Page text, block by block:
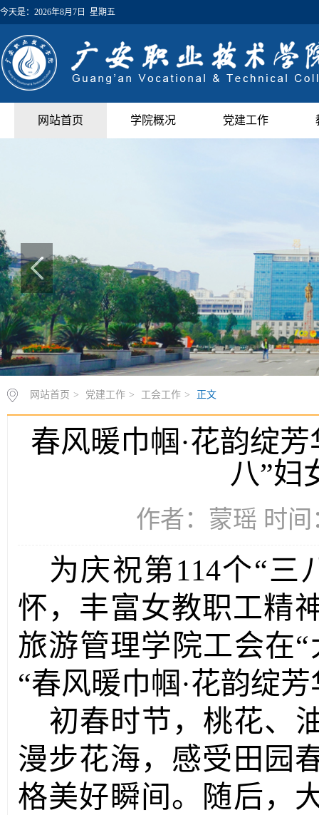
今天是： 2026年8月7日 星期五
网站首页 学院概况 党建工作
网站首页 > 党建工作 > 工会工作 > 正文
春风暖巾帼·花韵绽
八”妇
作者：蒙瑶 时间
为庆祝第114个“三
怀，丰富女教职工精
旅游管理学院工会在
“春风暖巾帼·花韵绽
初春时节 ，桃花、
漫步花海，感受田园
格美好瞬间。
随后，